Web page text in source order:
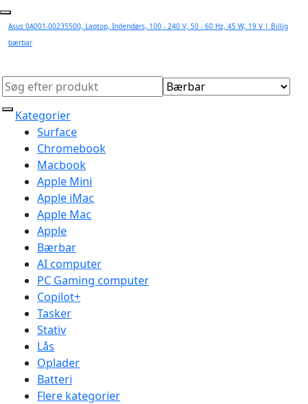
Asus 0A001-00235500, Laptop, Indendørs, 100 - 240 V, 50 - 60 Hz, 45 W, 19 V | Billig
bærbar
Kategorier
Surface
Chromebook
Macbook
Apple Mini
Apple iMac
Apple Mac
Apple
Bærbar
AI computer
PC Gaming computer
Copilot+
Tasker
Stativ
Lås
Oplader
Batteri
Flere kategorier